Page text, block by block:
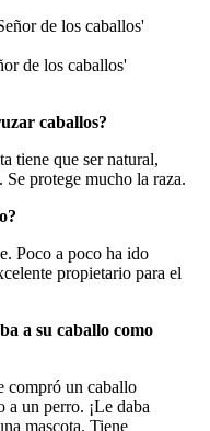
de los caballos'
caballos?
tiene que ser natural,
protege mucho la raza.
Poco a poco ha ido
propietario para el
a su caballo como
compró un caballo
un perro. ¡Le daba
mascota. Tiene